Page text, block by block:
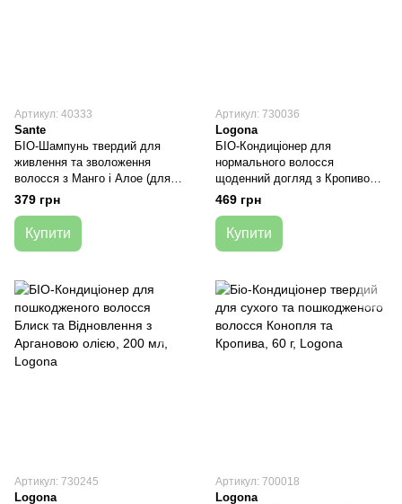
Артикул: 40333
Sante
БІО-Шампунь твердий для
живлення та зволоження
волосся з Манго і Алое (для
всієї родини), 60 г, Sante
379 грн
Купити
Артикул: 730036
Logona
БІО-Кондиціонер для
нормального волосся
щоденний догляд з Кропивою,
200 мл, Logona
469 грн
Купити
Артикул: 730245
Logona
Артикул: 700018
Logona